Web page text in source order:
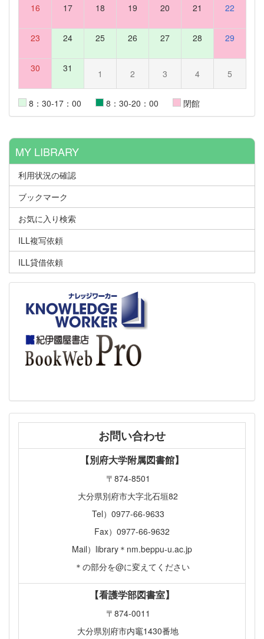
16 17 18 19 20 21 22
23 24 25 26 27 28 29
30 31 1 2 3 4 5
8：30-17：00 8：30-20：00 閉館
MY LIBRARY
利用状況の確認
ブックマーク
お気に入り検索
ILL複写依頼
ILL貸借依頼
お問い合わせ
【別府大学附属図書館】
〒874-8501
大分県別府市大字北石垣82
Tel）0977-66-9633
Fax）0977-66-9632
Mail）library＊nm.beppu-u.ac.jp
＊の部分を@に変えてください
【看護学部図書室】
〒874-0011
大分県別府市内竈1430番地